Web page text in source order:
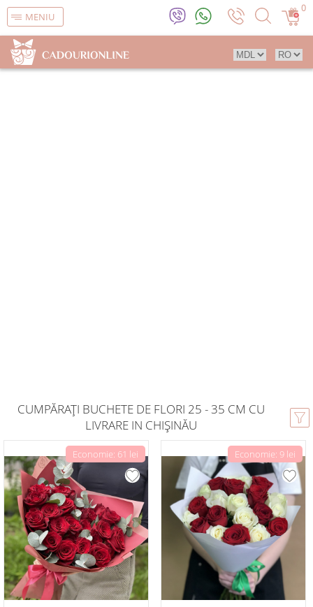
MENIU
0
CUMPĂRAȚI BUCHETE DE FLORI 25 - 35 CM CU
LIVRARE IN CHIȘINĂU
Economie: 61 lei Economie: 9 lei